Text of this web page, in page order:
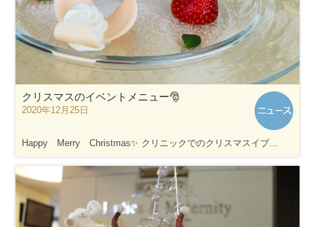
クリスマスのイベントメニュー🎅
2020年12月25日
Happy Merry Christmas✨ クリニックでのクリスマスイブ...